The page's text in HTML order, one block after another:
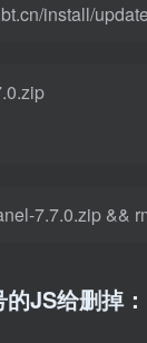
install/
.zip
7.7.0.zip &&
JS给删掉：